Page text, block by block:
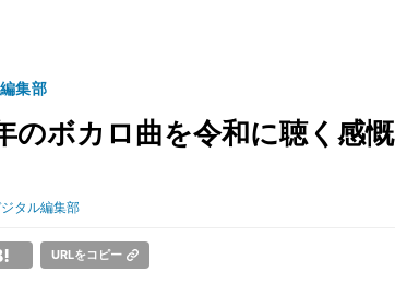
集部
のボカロ曲を令和に聴く感慨
タル編集部
URLをコピー